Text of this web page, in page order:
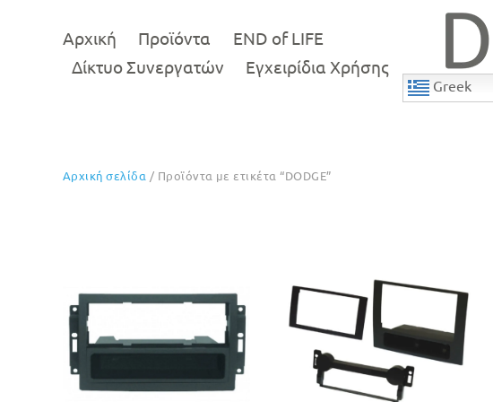
Αρχική Προϊόντα
END of LIFE
Δίκτυο Συνεργατών
Εγχειρίδια Χρήσης
Greek
Αρχική σελίδα / Προϊόντα με ετικέτα “DODGE”